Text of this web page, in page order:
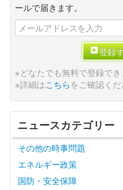
ールで届きます。
登録
※どなたでも無料で登録で
※詳細はこちらをご確認く
ニュースカテゴリー
その他の時事問題
エネルギー政策
国防・安全保障